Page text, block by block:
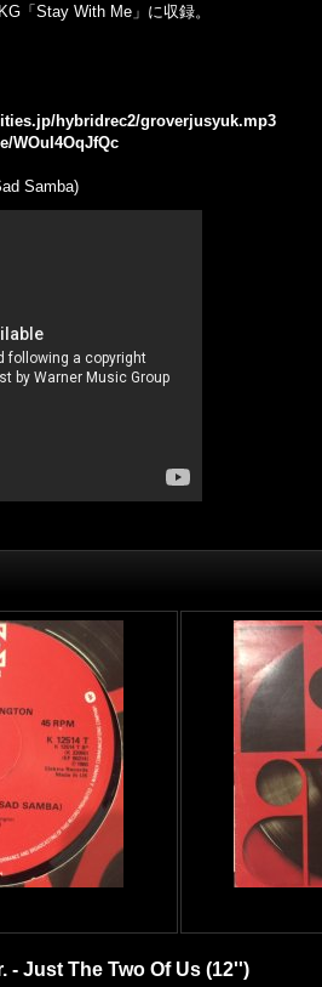
「Stay With Me」に収録。
hybridrec2/groverjusyuk.mp3
WOuI4OqJfQc
Samba)
- Just The Two Of Us (12'')